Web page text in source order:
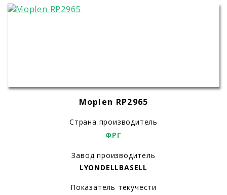
Moplen RP2965
Страна производитель
ФРГ
Завод производитель
LYONDELLBASELL
Показатель текучести